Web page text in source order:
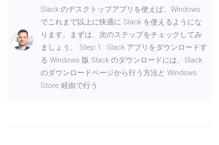
Slack のデスクトップアプリを使えば、Windows
でこれまで以上に快適に Slack を使えるようにな
ります。まずは、次のステップをチェックしてみ
ましょう。 Step 1 : Slack アプリをダウンロードす
る Windows 版 Slack のダウンロードには、Slack
のダウンロードページから行う方法と Windows
Store 経由で行う